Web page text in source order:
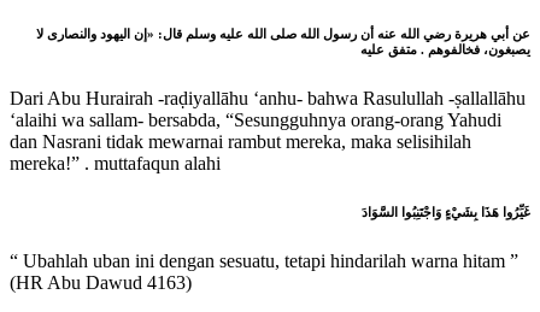
عن أبي هريرة رضي الله عنه أن رسول الله صلى الله عليه وسلم قال: «إن اليهود والنصارى لا
يصبغون، فخالفوهم . متفق عليه
Dari Abu Hurairah -raḍiyallāhu ‘anhu- bahwa Rasulullah -ṣallallāhu
‘alaihi wa sallam- bersabda, “Sesungguhnya orang-orang Yahudi
dan Nasrani tidak mewarnai rambut mereka, maka selisihilah
mereka!” . muttafaqun alahi
ﻏَﻴِّﺮُﻭﺍ ﻫَﺬَﺍ ﺑِﺸَﻲْﺀٍ ﻭَﺍﺟْﺘَﻨِﺒُﻮﺍ ﺍﻟﺴَّﻮَﺍﺩَ
“ Ubahlah uban ini dengan sesuatu, tetapi hindarilah warna hitam ”
(HR Abu Dawud 4163)